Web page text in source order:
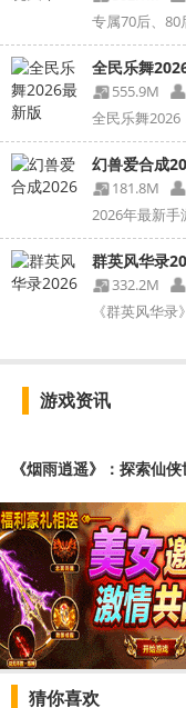
专属70后、
全民乐舞
555.9M
幻兽爱合成
181.8M
群英风华录
332.2M
《群英风华
游戏资讯
《烟雨逍遥》：探索仙
猜你喜欢